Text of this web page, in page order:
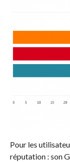
Pour les
réputation : son